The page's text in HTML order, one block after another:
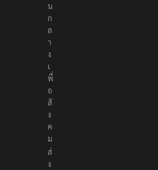
น
ก
ล
า
ง
เ
พื่
อ
สั
ง
ค
ม
ส่
ง